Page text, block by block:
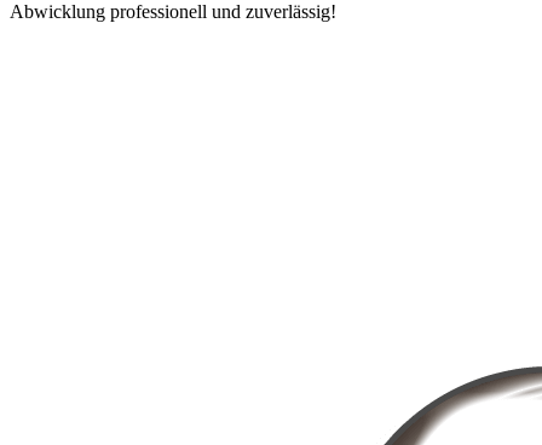
Abwicklung professionell und zuverlässig!